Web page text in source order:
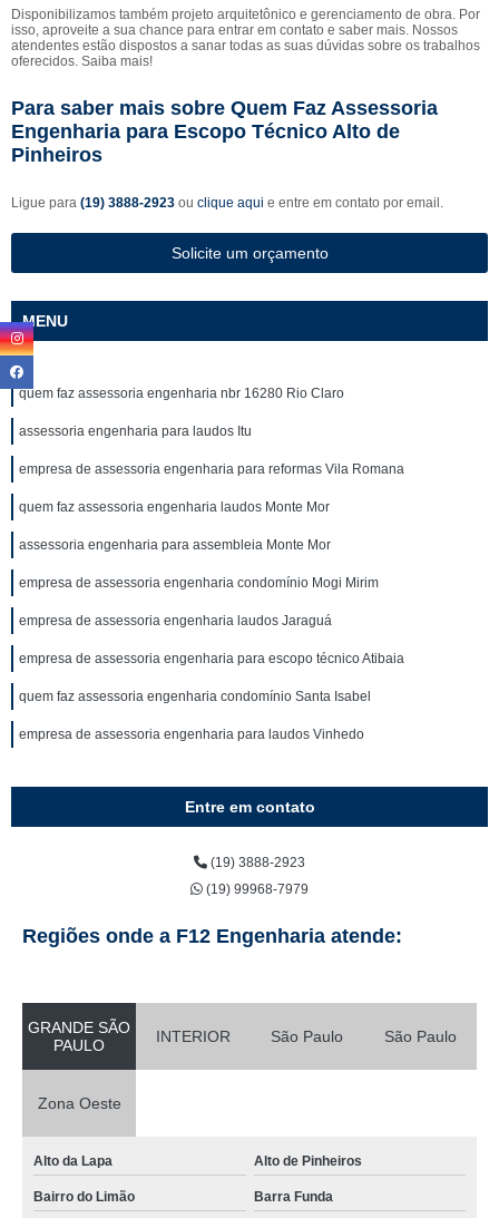
Disponibilizamos também projeto arquitetônico e gerenciamento de obra. Por
isso, aproveite a sua chance para entrar em contato e saber mais. Nossos
atendentes estão dispostos a sanar todas as suas dúvidas sobre os trabalhos
oferecidos. Saiba mais!
Para saber mais sobre Quem Faz Assessoria
Engenharia para Escopo Técnico Alto de
Pinheiros
Ligue para (19) 3888-2923 ou clique aqui e entre em contato por email.
Solicite um orçamento
MENU
quem faz assessoria engenharia nbr 16280 Rio Claro
assessoria engenharia para laudos Itu
empresa de assessoria engenharia para reformas Vila Romana
quem faz assessoria engenharia laudos Monte Mor
assessoria engenharia para assembleia Monte Mor
empresa de assessoria engenharia condomínio Mogi Mirim
empresa de assessoria engenharia laudos Jaraguá
empresa de assessoria engenharia para escopo técnico Atibaia
quem faz assessoria engenharia condomínio Santa Isabel
empresa de assessoria engenharia para laudos Vinhedo
Entre em contato
(19) 3888-2923
(19) 99968-7979
Regiões onde a F12 Engenharia atende:
GRANDE SÃO
PAULO
INTERIOR São Paulo São Paulo
Zona Oeste
Alto da Lapa Alto de Pinheiros
Bairro do Limão Barra Funda